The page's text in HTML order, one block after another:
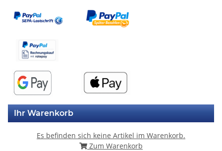
Ihr Warenkorb
Es befinden sich keine Artikel im Warenkorb.
Zum Warenkorb